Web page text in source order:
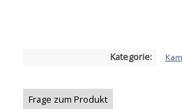
Kategorie:
Frage zum Produkt